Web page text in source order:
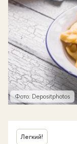
Фото: Depositphotos
Легкий!